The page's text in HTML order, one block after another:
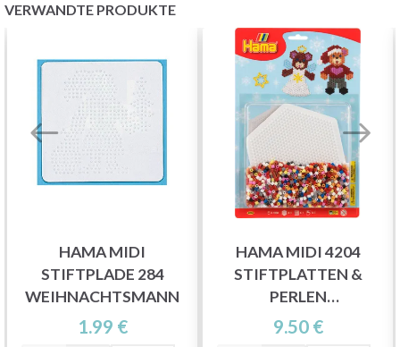
VERWANDTE PRODUKTE
HAMA MIDI
STIFTPLADE 284
WEIHNACHTSMANN
1.99 €
HAMA MIDI 4204
STIFTPLATTEN &
PERLEN
WEIHNACHTEN
9.50 €